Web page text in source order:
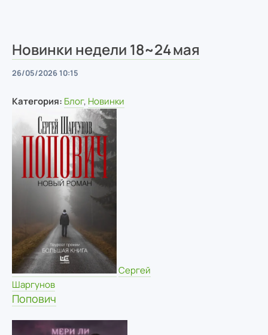
Новинки недели 18~24 мая
26/05/2026 10:15
Категория: Блог, Новинки
Сергей
Шаргунов
Попович